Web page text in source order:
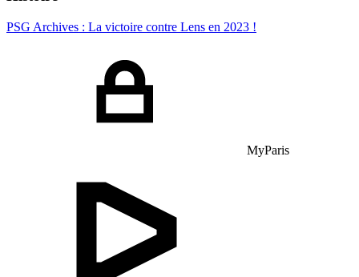
PSG Archives : La victoire contre Lens en 2023 !
MyParis